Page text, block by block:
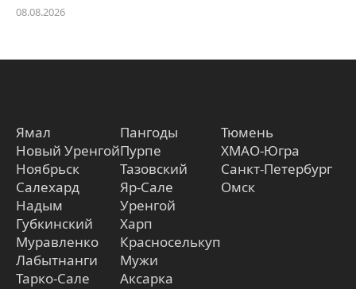
08.08.2026
Ямал
Новый Уренгой
Ноябрьск
Салехард
Надым
Губкинский
Муравленко
Лабытнанги
Тарко-Сале
Пангоды
Пурпе
Тазовский
Яр-Сале
Уренгой
Харп
Красноселькуп
Мужи
Аксарка
Тюмень
ХМАО-Югра
Санкт-Петербург
Омск